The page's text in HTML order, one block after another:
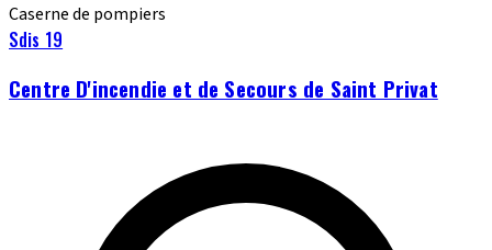
Caserne de pompiers
Sdis 19
Centre D'incendie et de Secours de Saint Privat